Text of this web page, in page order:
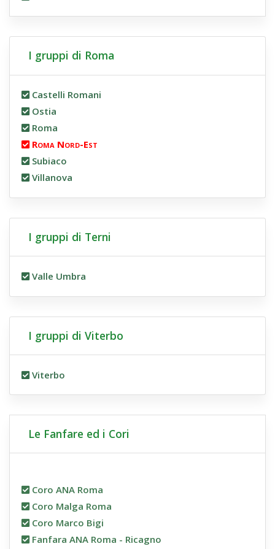
I gruppi di Roma
Castelli Romani
Ostia
Roma
Roma Nord-Est
Subiaco
Villanova
I gruppi di Terni
Valle Umbra
I gruppi di Viterbo
Viterbo
Le Fanfare ed i Cori
Coro ANA Roma
Coro Malga Roma
Coro Marco Bigi
Fanfara ANA Roma - Ricagno